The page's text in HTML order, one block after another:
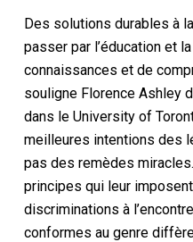
Des solutions durables à
passer par l’éducation et
connaissances et de
souligne Florence Ashley
dans le University of
meilleures intentions des
pas des remèdes
principes qui leur
discriminations à
conformes au genre